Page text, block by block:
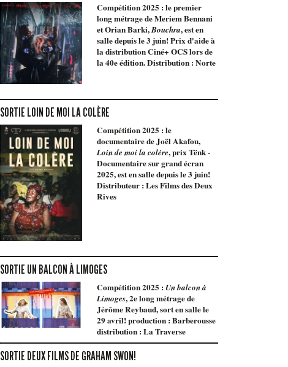
Compétition 2025 : le premier
long métrage de Meriem Bennani
et Orian Barki,Bouchra, est en
salle depuis le 3 juin! Prix d'aide à
la distribution Ciné+ OCS lors de
la 40e édition. Distribution : Norte
SORTIE LOIN DE MOI LA COLÈRE
Compétition 2025 : le
documentaire de Joël Akafou,
Loin de moi la colère, prix Tënk -
Documentaire sur grand écran
2025, est en salle depuis le 3 juin!
Distributeur : Les Films des Deux
Rives
SORTIE UN BALCON À LIMOGES
Compétition 2025 : Un balcon à
Limoges, 2e long métrage de
Jérôme Reybaud, sort en salle le
29 avril! production : Barberousse
distribution : La Traverse
SORTIE DEUX FILMS DE GRAHAM SWON!